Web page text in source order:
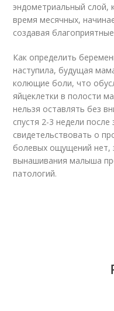
эндометриальный слой,
время месячных,
создавая
Как определить
наступила, будущая
колющие боли, что
яйцеклетки в полости
нельзя оставлять без
спустя 2-3 недели
свидетельствовать о
болевых ощущений нет,
вынашивания малыша
патологий.